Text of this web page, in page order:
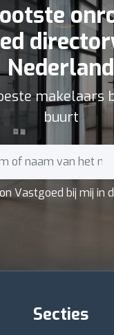
Nederland
makelaars
buurt
Vastgoed bij mij in
Secties